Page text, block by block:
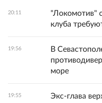
20:11
"Локомотив"
клуба
19:56
В
море
19:55
Экс-глава